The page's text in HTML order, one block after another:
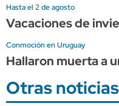
Hasta el 2 de agosto
Vacaciones de
Conmoción en Uruguay
Hallaron muerta a
Otras noticias